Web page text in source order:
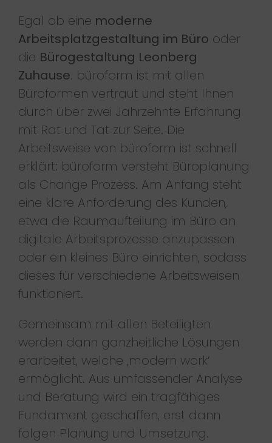
Egal ob eine moderne
Arbeitsplatzgestaltung im Büro oder
die Bürogestaltung Leonberg
Zuhause. büroform ist mit allen
Büroformen vertraut und steht Ihnen
durch über zwei Jahrzehnte Erfahrung
mit Rat und Tat zur Seite. Die
Arbeitsweise von büroform ist schnell
erklärt: büroform versteht Büroplanung
als Change Prozess. Am Anfang steht
eine klare Anforderung des Kunden,
etwa die Raumaufteilung im Büro an
digitale Arbeitsprozesse anzupassen
oder ein kleines Büro einrichten, sodass
dieses für verschiedene Arbeitsweisen
funktioniert.
Gemeinsam mit allen Beteiligten
werden dann ganzheitliche Lösungen
erarbeitet, welche ‚modern work‘
ermöglicht. Aus umfassender Analyse
und Beratung wird ein tragfähiges
Fundament geschaffen, erst dann
folgen Planung und Umsetzung.